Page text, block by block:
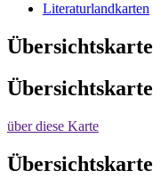
Literaturlandkarten
Übersichtskarte
Übersichtskarte
über diese Karte
Übersichtskarte